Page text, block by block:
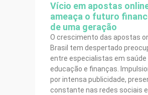
Vício em apostas
ameaça o futuro
de uma geração
O crescimento das apostas
Brasil tem despertado
entre especialistas em saúde
educação e finanças.
por intensa publicidade,
constante nas redes sociais